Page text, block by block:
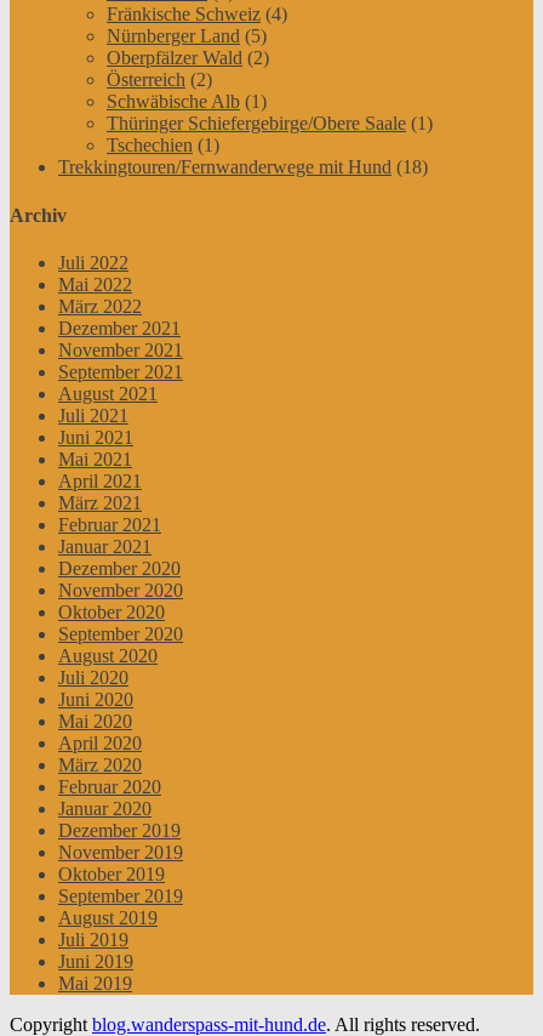
Fränkische Schweiz (4)
Nürnberger Land (5)
Oberpfälzer Wald (2)
Österreich (2)
Schwäbische Alb (1)
Thüringer Schiefergebirge/Obere Saale (1)
Tschechien (1)
Trekkingtouren/Fernwanderwege mit Hund (18)
Archiv
Juli 2022
Mai 2022
März 2022
Dezember 2021
November 2021
September 2021
August 2021
Juli 2021
Juni 2021
Mai 2021
April 2021
März 2021
Februar 2021
Januar 2021
Dezember 2020
November 2020
Oktober 2020
September 2020
August 2020
Juli 2020
Juni 2020
Mai 2020
April 2020
März 2020
Februar 2020
Januar 2020
Dezember 2019
November 2019
Oktober 2019
September 2019
August 2019
Juli 2019
Juni 2019
Mai 2019
Copyright blog.wanderspass-mit-hund.de. All rights reserved.